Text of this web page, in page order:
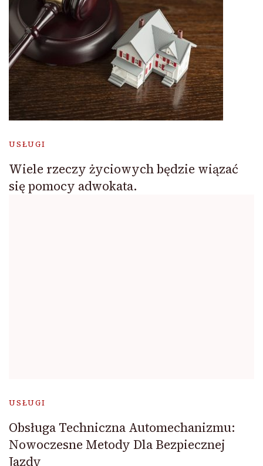
USŁUGI
Wiele rzeczy życiowych będzie wiązać
się pomocy adwokata.
USŁUGI
Obsługa Techniczna Automechanizmu:
Nowoczesne Metody Dla Bezpiecznej
Jazdy